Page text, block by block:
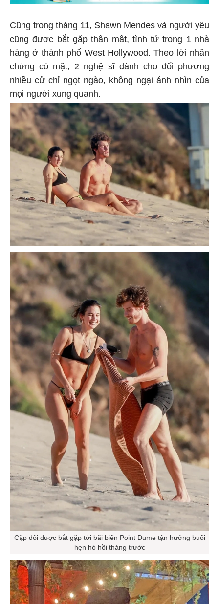
Cũng trong tháng 11, Shawn Mendes và người yêu
cũng được bắt gặp thân mật, tình tứ trong 1 nhà
hàng ở thành phố West Hollywood. Theo lời nhân
chứng có mặt, 2 nghệ sĩ dành cho đối phương
nhiều cử chỉ ngọt ngào, không ngại ánh nhìn của
mọi người xung quanh.
Cặp đôi được bắt gặp tới bãi biển Point Dume tận hưởng buổi
hẹn hò hồi tháng trước